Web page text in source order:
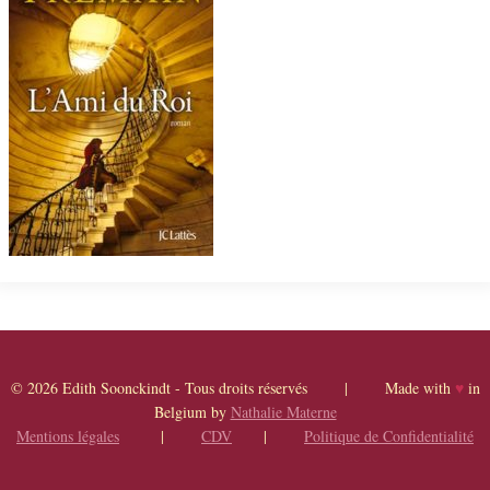
© 2026 Edith Soonckindt - Tous droits réservés | Made with ♥in
Belgium by Nathalie Materne
Mentions légales | CDV | Politique de Confidentialité